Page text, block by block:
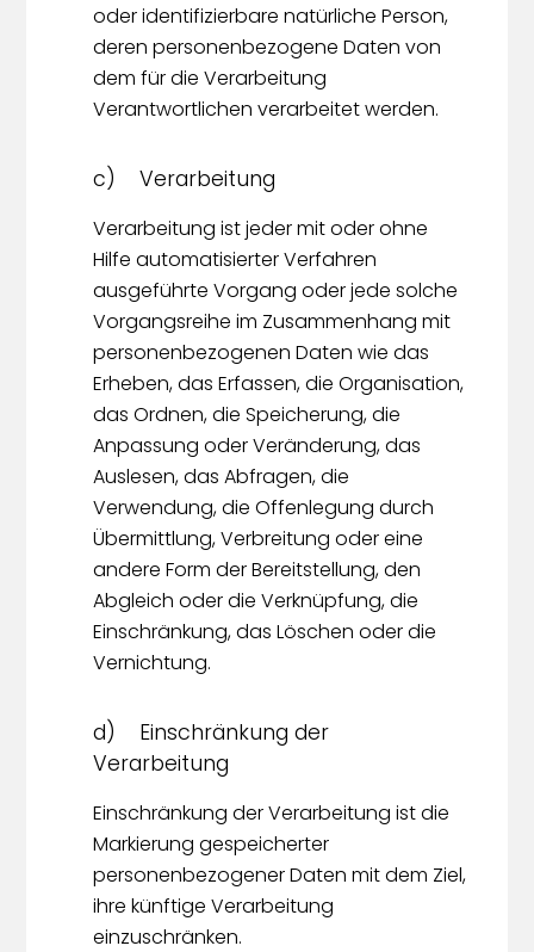
oder identifizierbare natürliche Person,
deren personenbezogene Daten von
dem für die Verarbeitung
Verantwortlichen verarbeitet werden.
c) Verarbeitung
Verarbeitung ist jeder mit oder ohne
Hilfe automatisierter Verfahren
ausgeführte Vorgang oder jede solche
Vorgangsreihe im Zusammenhang mit
personenbezogenen Daten wie das
Erheben, das Erfassen, die Organisation,
das Ordnen, die Speicherung, die
Anpassung oder Veränderung, das
Auslesen, das Abfragen, die
Verwendung, die Offenlegung durch
Übermittlung, Verbreitung oder eine
andere Form der Bereitstellung, den
Abgleich oder die Verknüpfung, die
Einschränkung, das Löschen oder die
Vernichtung.
d) Einschränkung der
Verarbeitung
Einschränkung der Verarbeitung ist die
Markierung gespeicherter
personenbezogener Daten mit dem Ziel,
ihre künftige Verarbeitung
einzuschränken.